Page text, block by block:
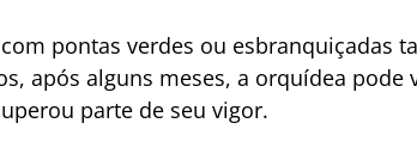
pontas verdes ou esbranquiçadas
após alguns meses, a orquídea
parte de seu vigor.